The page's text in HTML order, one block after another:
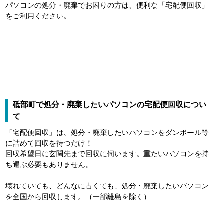
パソコンの処分・廃棄でお困りの方は、便利な「宅配便回収」
をご利用ください。
砥部町で処分・廃棄したいパソコンの宅配便回収につい
て
「宅配便回収」は、処分・廃棄したいパソコンをダンボール等
に詰めて回収を待つだけ！
回収希望日に玄関先まで回収に伺います。重たいパソコンを持
ち運ぶ必要もありません。
壊れていても、どんなに古くても、処分・廃棄したいパソコン
を全国から回収します。（一部離島を除く）